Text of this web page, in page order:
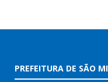
PREFEITURA DE SÃO